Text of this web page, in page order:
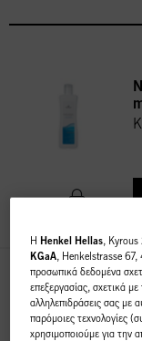
H Henkel Hellas, Kyrous
KGaA, Henkelstrasse 67,
προσωπικά δεδομένα
επεξεργασίας, σχετικά
αλληλεπιδράσεις σας με
παρόμοιες τεχνολογίες
χρησιμοποιούμε για την